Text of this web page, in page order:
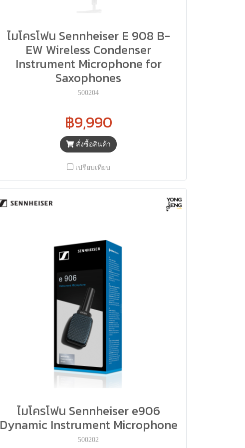
ไมโครโฟน Sennheiser E 908 B-
EW Wireless Condenser
Instrument Microphone for
Saxophones
500204
฿9,990
สั่งซื้อสินค้า
เปรียบเทียบ
ไมโครโฟน Sennheiser e906
Dynamic Instrument Microphone
500202